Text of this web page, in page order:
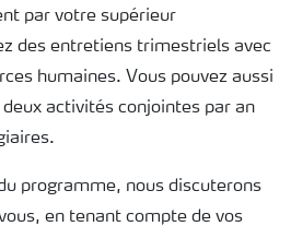
par votre supérieur
des entretiens trimestriels avec
humaines. Vous pouvez aussi
activités conjointes par an
programme, nous discuterons
en tenant compte de vos